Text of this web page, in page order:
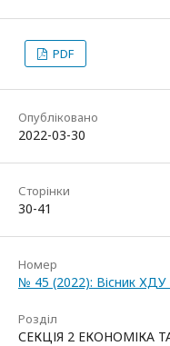
PDF
Опубліковано
2022-03-30
Сторінки
30-41
Номер
№ 45 (2022): Вісник ХДУ
Розділ
СЕКЦІЯ 2 ЕКОНОМІКА